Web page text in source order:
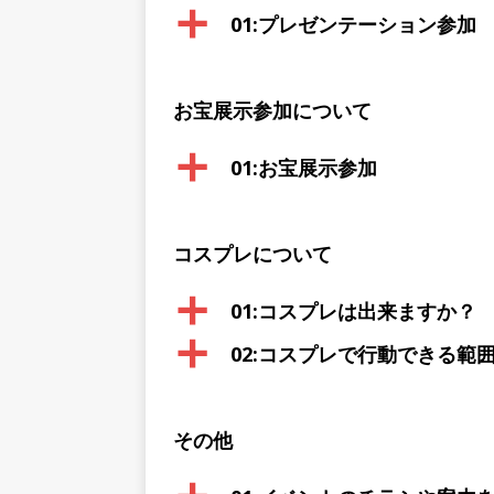
a 01:プレゼンテーション参加
お宝展示参加について
a 01:お宝展示参加
コスプレについて
a 01:コスプレは出来ますか？
a 02:コスプレで行動できる範
その他